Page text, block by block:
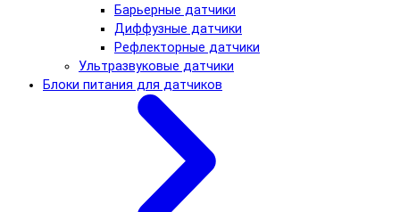
Барьерные датчики
Диффузные датчики
Рефлекторные датчики
Ультразвуковые датчики
Блоки питания для датчиков